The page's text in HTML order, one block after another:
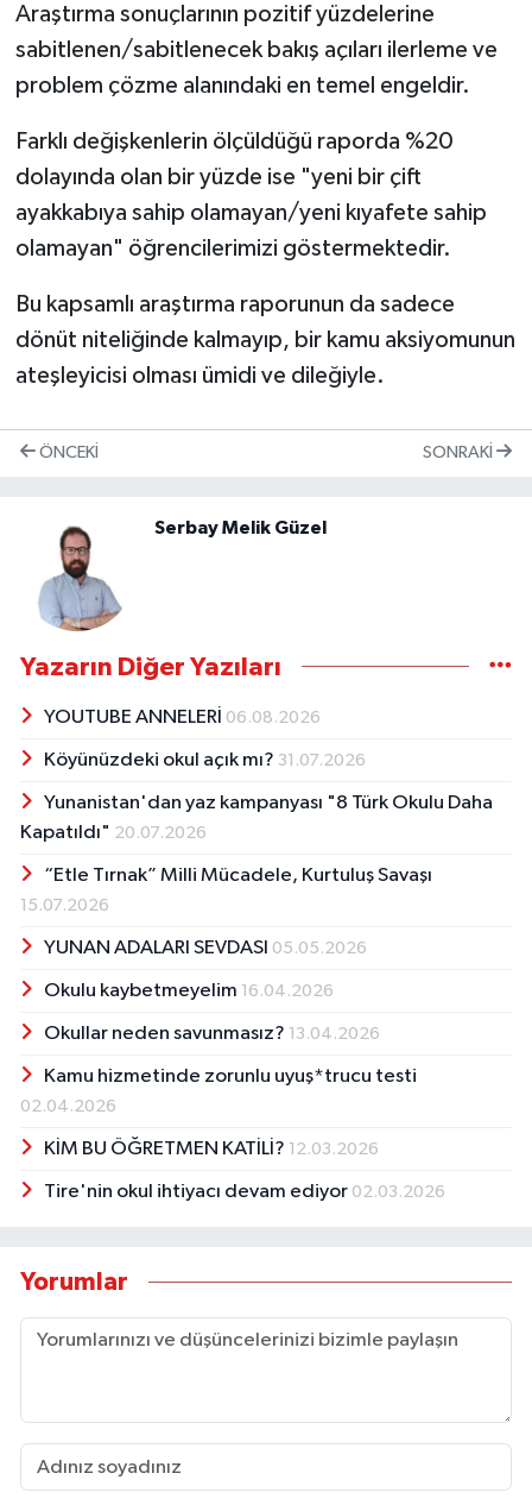
Araştırma sonuçlarının pozitif yüzdelerine
sabitlenen/sabitlenecek bakış açıları ilerleme ve
problem çözme alanındaki en temel engeldir.
Farklı değişkenlerin ölçüldüğü raporda %20
dolayında olan bir yüzde ise "yeni bir çift
ayakkabıya sahip olamayan/yeni kıyafete sahip
olamayan" öğrencilerimizi göstermektedir.
Bu kapsamlı araştırma raporunun da sadece
dönüt niteliğinde kalmayıp, bir kamu aksiyomunun
ateşleyicisi olması ümidi ve dileğiyle.
ÖNCEKI SONRAKI
Serbay Melik Güzel
Yazarın Diğer Yazıları
YOUTUBE ANNELERİ 06.08.2026
Köyünüzdeki okul açık mı? 31.07.2026
Yunanistan'dan yaz kampanyası "8 Türk Okulu Daha
Kapatıldı" 20.07.2026
“Etle Tırnak” Milli Mücadele, Kurtuluş Savaşı
15.07.2026
YUNAN ADALARI SEVDASI 05.05.2026
Okulu kaybetmeyelim 16.04.2026
Okullar neden savunmasız? 13.04.2026
Kamu hizmetinde zorunlu uyuş*trucu testi
02.04.2026
KİM BU ÖĞRETMEN KATİLİ? 12.03.2026
Tire'nin okul ihtiyacı devam ediyor 02.03.2026
Yorumlar